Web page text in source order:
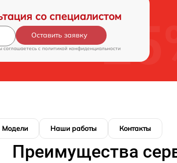
со специалистом
Оставить заявку
соглашаетесь c политикой конфиденциальности
Модели Наши работы Контакты
Преимущества